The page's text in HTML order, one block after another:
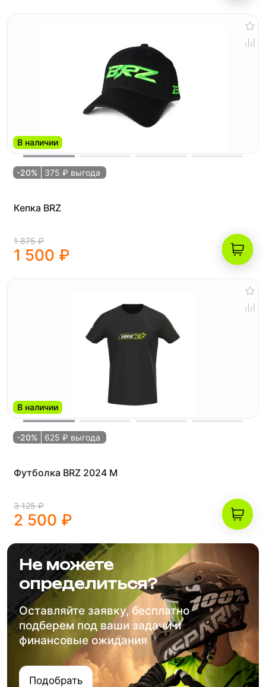
В наличии
-20% 375 ₽ выгода
Кепка BRZ
1 875 ₽
1 500 ₽
В наличии
-20% 625 ₽ выгода
Футболка BRZ 2024 M
3 125 ₽
2 500 ₽
Не можете
определиться?
Оставляйте заявку, бесплатно
подберем под ваши задачи и
финансовые ожидания
Подобрать